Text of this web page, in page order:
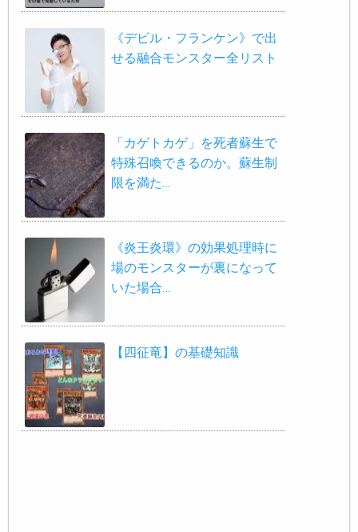
《デビル・フランケン》で出
せる融合モンスター全リスト
「カゲトカゲ」を死者蘇生で
特殊召喚できるのか。蘇生制
限を満た…
《炎王炎環》の効果処理時に
場のモンスターが裏になって
いた場合…
【四征竜】の基礎知識